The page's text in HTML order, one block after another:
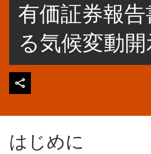
有価証券報
る気候変動
はじめに